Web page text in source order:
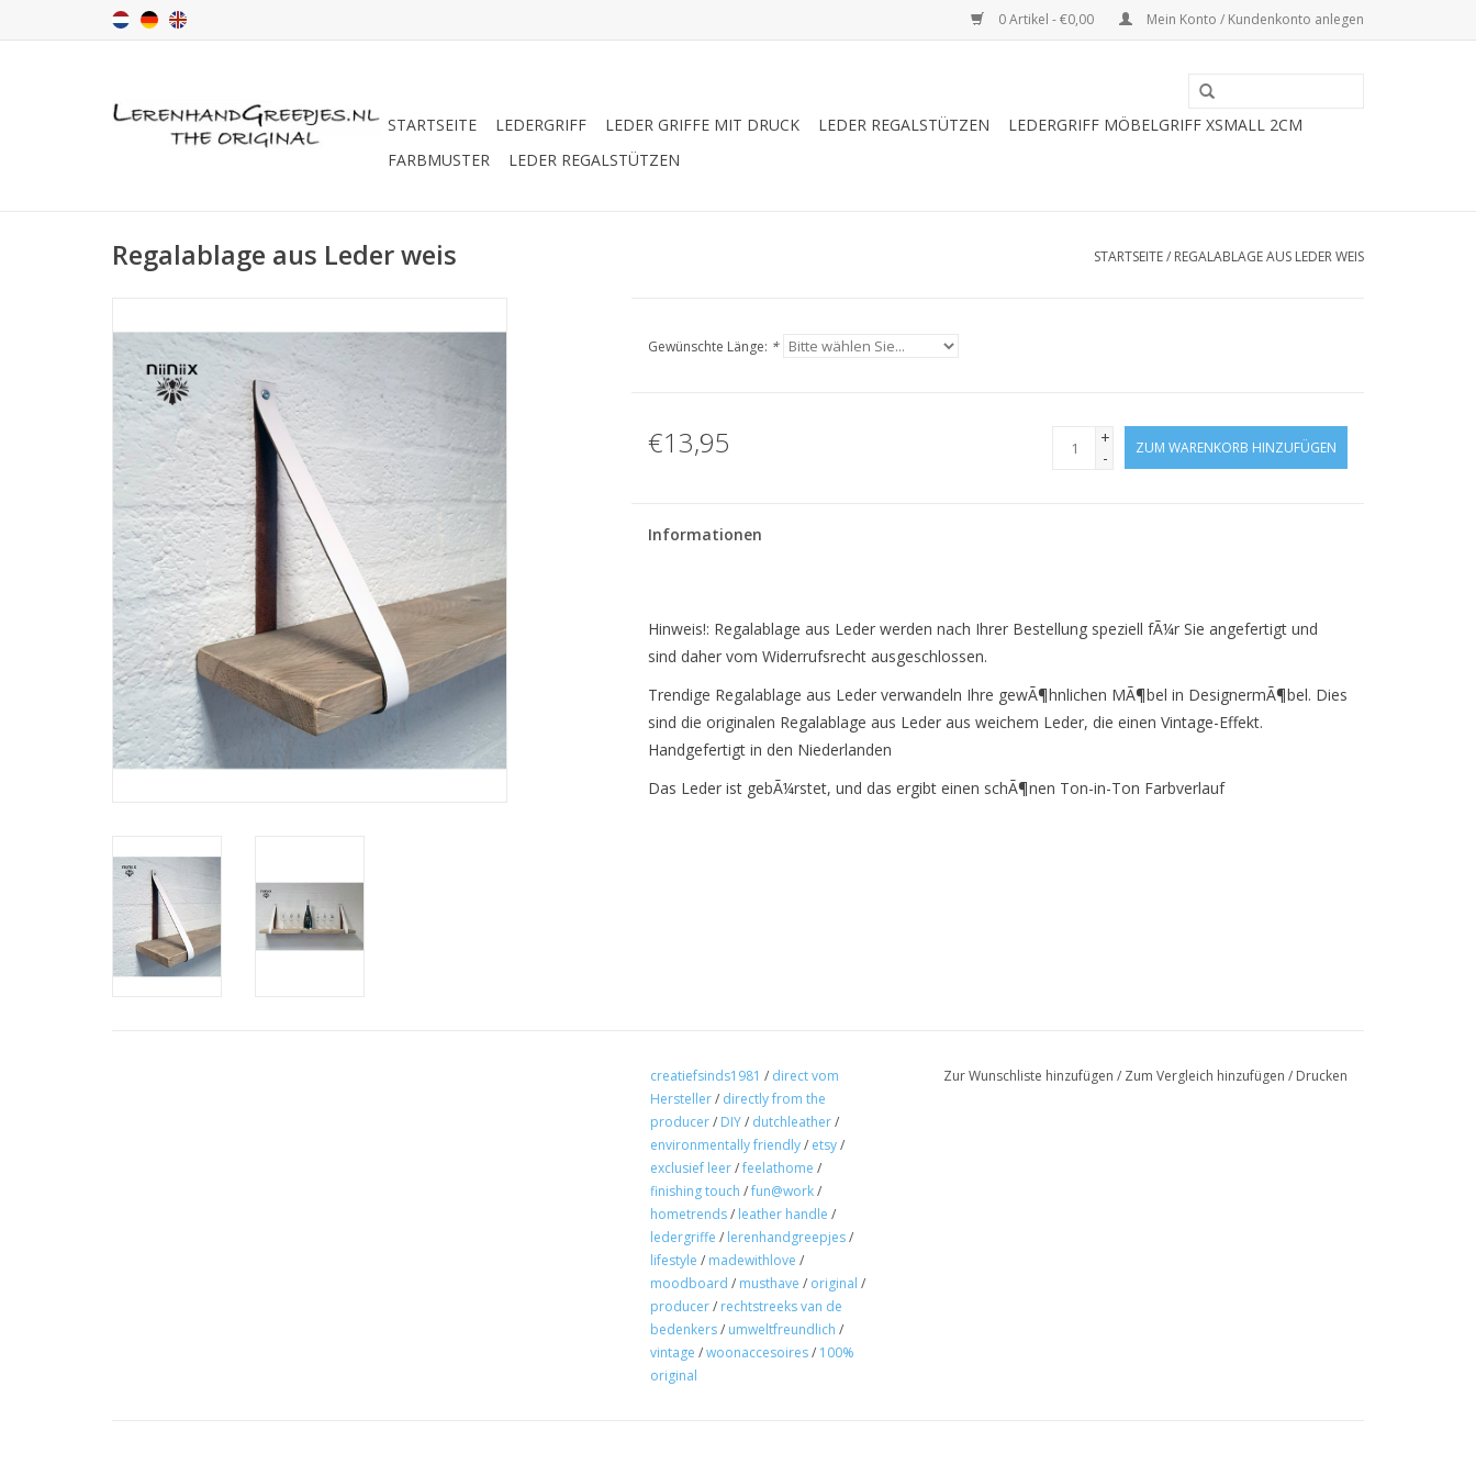
0 Artikel - €0,00 Mein Konto / Kundenkonto anlegen
STARTSEITE LEDERGRIFF LEDER GRIFFE MIT DRUCK LEDER REGALSTÜTZEN
LEDERGRIFF MÖBELGRIFF XSMALL 2CM
FARBMUSTER
LEDER REGALSTÜTZEN
Regalablage aus Leder weis STARTSEITE/ REGALABLAGE AUS LEDER WEIS
Gewünschte Länge: *
€13,95
+
-
ZUM WARENKORB HINZUFÜGEN
Informationen
Hinweis!: Regalablage aus Leder werden nach Ihrer Bestellung speziell fÃ¼r Sie angefertigt und
sind daher vom Widerrufsrecht ausgeschlossen.
Trendige Regalablage aus Leder verwandeln Ihre gewÃ¶hnlichen MÃ¶bel in DesignermÃ¶bel. Dies
sind die originalen Regalablage aus Leder aus weichem Leder, die einen Vintage-Effekt.
Handgefertigt in den Niederlanden
Das Leder ist gebÃ¼rstet, und das ergibt einen schÃ¶nen Ton-in-Ton Farbverlauf
creatiefsinds1981 / direct vom
Hersteller/ directly from the
producer/ DIY/ dutchleather/
environmentally friendly/ etsy/
exclusief leer/feelathome /
finishing touch /fun@work/
hometrends/ leather handle /
ledergriffe / lerenhandgreepjes/
lifestyle / madewithlove /
moodboard / musthave / original /
producer/ rechtstreeks van de
bedenkers/ umweltfreundlich /
vintage /woonaccesoires/ 100%
original
Zur Wunschliste hinzufügen / Zum Vergleich hinzufügen / Drucken